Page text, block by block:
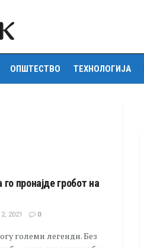
ОПШТЕСТВО ТЕХНОЛОГИЈА
пронајде гробот на
2021 0
големи легенди. Без